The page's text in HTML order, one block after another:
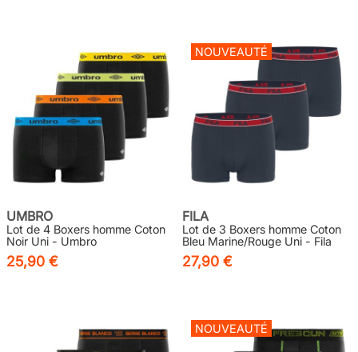
UMBRO
Lot de 4 Boxers homme Coton
Noir Uni - Umbro
25,90 €
NOUVEAUTÉ
FILA
Lot de 3 Boxers homme Coton
Bleu Marine/Rouge Uni - Fila
27,90 €
NOUVEAUTÉ